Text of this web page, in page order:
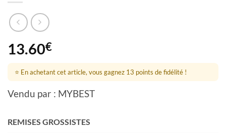
13.60€
⭐ En achetant cet article, vous gagnez 13 points de fidélité !
Vendu par : MYBEST
REMISES GROSSISTES